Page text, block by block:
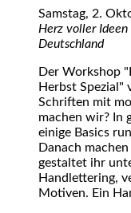
Samstag, 2.
Herz voller Ideen
Deutschland
Der Workshop
Herbst Spezial"
Schriften mit
machen wir? In
einige Basics
Danach
gestaltet ihr
Handlettering,
Motiven. Ein